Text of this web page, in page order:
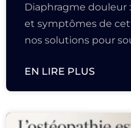
Diaphragme douleur
et symptômes de
nos solutions pour
EN LIRE PLUS